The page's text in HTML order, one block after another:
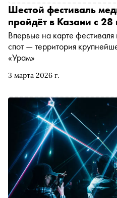
цирка и экстрим-парка
пространств внутри
3 марта 2026 г.
Шестой фестиваль
пройдёт в Казани с 28
Впервые на карте фестиваля
спот — территория
«Урам»